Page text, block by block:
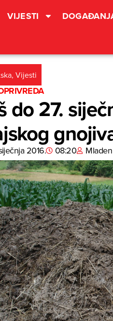
VIJESTI
, Vijesti
do 27.
2016. 08:20